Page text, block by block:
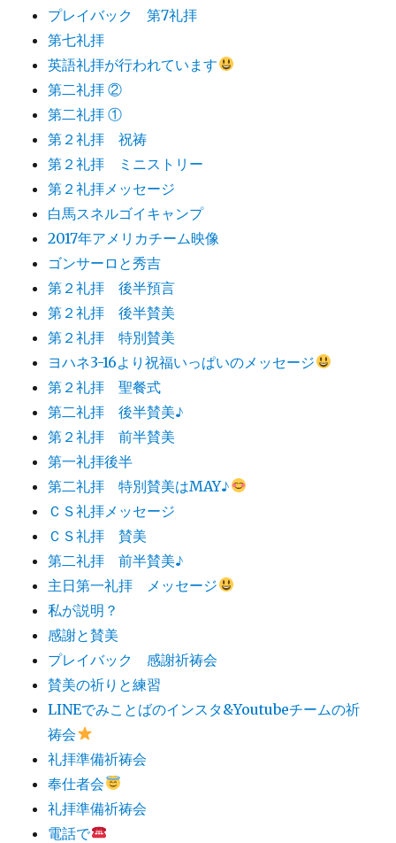
プレイバック 第7礼拝
第七礼拝
英語礼拝が行われています
第二礼拝 ②
第二礼拝 ①
第２礼拝 祝祷
第２礼拝 ミニストリー
第２礼拝メッセージ
白馬スネルゴイキャンプ
2017年アメリカチーム映像
ゴンサーロと秀吉
第２礼拝 後半預言
第２礼拝 後半賛美
第２礼拝 特別賛美
ヨハネ3-16より祝福いっぱいのメッセージ
第２礼拝 聖餐式
第二礼拝 後半賛美♪
第２礼拝 前半賛美
第一礼拝後半
第二礼拝 特別賛美はMAY♪
ＣＳ礼拝メッセージ
ＣＳ礼拝 賛美
第二礼拝 前半賛美♪
主日第一礼拝 メッセージ
私が説明？
感謝と賛美
プレイバック 感謝祈祷会
賛美の祈りと練習
LINEでみことばのインスタ&Youtubeチームの祈
祷会
礼拝準備祈祷会
奉仕者会
礼拝準備祈祷会
電話で